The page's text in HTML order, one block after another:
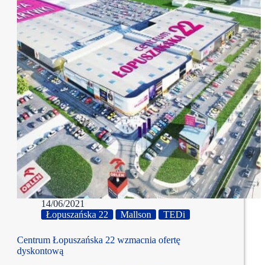
14/06/2021
Łopuszańska 22
Mallson TEDi
Centrum Łopuszańska 22 wzmacnia ofertę
dyskontową